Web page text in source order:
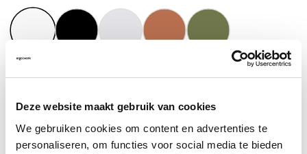
Deze website maakt gebruik van cookies
We gebruiken cookies om content en advertenties te
personaliseren, om functies voor social media te bieden
GASFEDERHÖHE
BODENKONTAKT